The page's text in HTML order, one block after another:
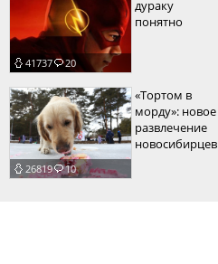
41737 20
дураку
понятно
26819 10
«Тортом в
морду»: новое
развлечение
новосибирцев